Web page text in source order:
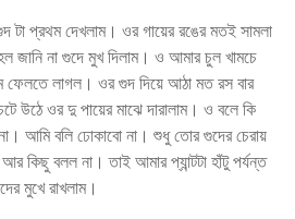
প্রথম দেখলাম। ওর গায়ের রঙের মতই সামলা
না গুদে মুখ দিলাম। ও আমার চুল খামচে
লাগল। ওর গুদ দিয়ে আঠা মত রস বার
উঠে ওর দু পায়ের মাঝে দারালাম। ও বলে কি
আমি বলি ঢোকাবো না। শুধু তোর গুদের চেরায়
কিছু বলল না। তাই আমার প্যান্টটা হাঁটু পর্যন্ত
মুখে রাখলাম।